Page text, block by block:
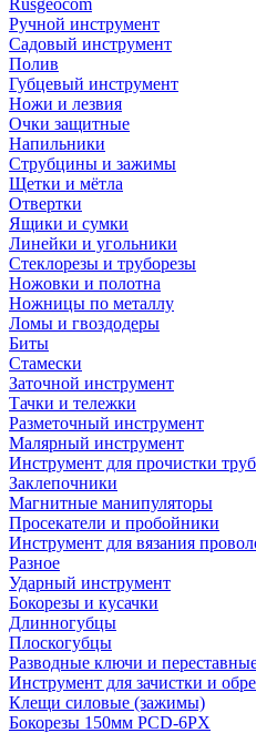
Rusgeocom
Ручной инструмент
Садовый инструмент
Полив
Губцевый инструмент
Ножи и лезвия
Очки защитные
Напильники
Струбцины и зажимы
Щетки и мётла
Отвертки
Ящики и сумки
Линейки и угольники
Стеклорезы и труборезы
Ножовки и полотна
Ножницы по металлу
Ломы и гвоздодеры
Биты
Стамески
Заточной инструмент
Тачки и тележки
Разметочный инструмент
Малярный инструмент
Инструмент для прочистки труб
Заклепочники
Магнитные манипуляторы
Просекатели и пробойники
Инструмент для вязания
Разное
Ударный инструмент
Бокорезы и кусачки
Длинногубцы
Плоскогубцы
Разводные ключи и
Инструмент для зачистки и
Клещи силовые (зажимы)
Бокорезы 150мм PCD-6PX